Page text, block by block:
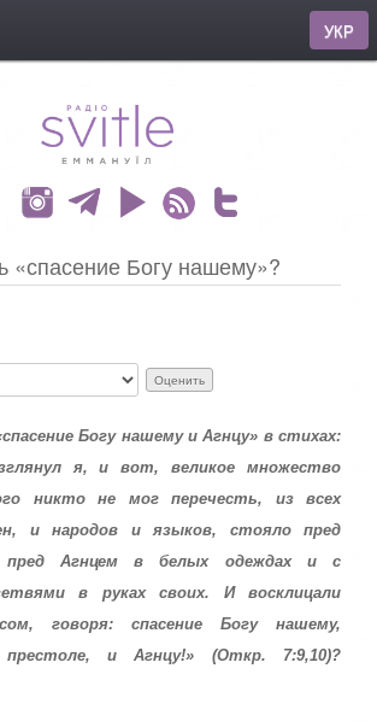
МЕНЮ
УКР
«спасение Богу нашему»?
Богу нашему и Агнцу» в стихах:
я, и вот, великое множество
никто не мог перечесть, из всех
и народов и языков, стояло пред
Агнцем в белых одеждах и с
в руках своих. И восклицали
говоря: спасение Богу нашему,
и Агнцу!» (Откр. 7:9,10)?